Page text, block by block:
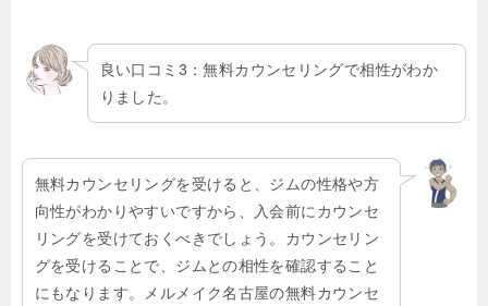
良い口コミ3：無料カウンセリングで相性がわか
りました。
無料カウンセリングを受けると、ジムの性格や方
向性がわかりやすいですから、入会前にカウンセ
リングを受けておくべきでしょう。カウンセリン
グを受けることで、ジムとの相性を確認すること
にもなります。メルメイク名古屋の無料カウンセ